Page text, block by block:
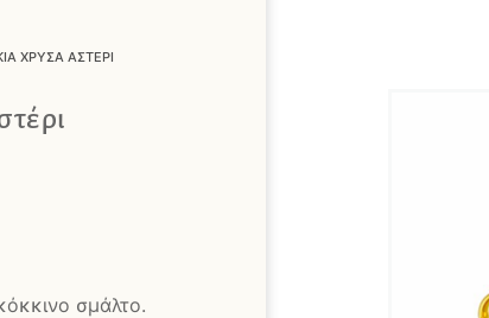
ΧΡΥΣΆ ΑΣΤΈΡΙ
σμάλτο.